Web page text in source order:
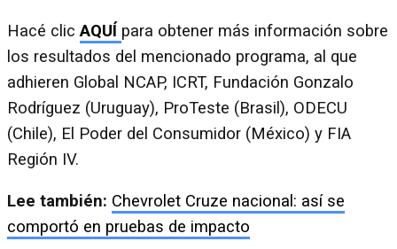
Hacé clicAQUÍ para obtener más información sobre
los resultados del mencionado programa, al que
adhieren Global NCAP, ICRT, Fundación Gonzalo
Rodríguez (Uruguay), ProTeste (Brasil), ODECU
(Chile), El Poder del Consumidor (México) y FIA
Región IV.
Lee también: Chevrolet Cruze nacional: así se
comportó en pruebas de impacto